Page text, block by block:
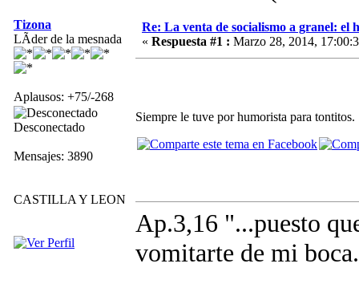
Tizona
LÃ­der de la mesnada
Aplausos: +75/-268
Desconectado
Mensajes: 3890
CASTILLA Y LEON
Re: La venta de socialismo a granel: el
« Respuesta #1 : Marzo 28, 2014,
Siempre le tuve por humorista para tontitos.
Ap.3,16 "...puesto
vomitarte de mi